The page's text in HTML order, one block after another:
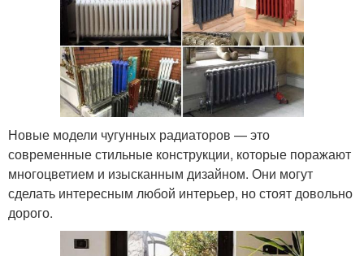
Новые модели чугунных радиаторов — это
современные стильные конструкции, которые поражают
многоцветием и изысканным дизайном. Они могут
сделать интересным любой интерьер, но стоят довольно
дорого.